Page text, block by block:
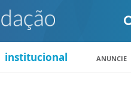
institucional ANUNCIE